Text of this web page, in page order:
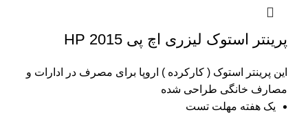
پرینتر استوک لیزری اچ پی 2015 HP
این پرینتر استوک ( کارکرده ) اروپا برای مصرف در ادارات و
مصارف خانگی طراحی شده
یک هفته مهلت تست